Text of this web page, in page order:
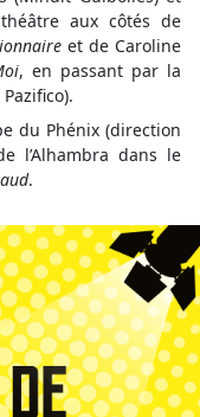
aux côtés de
et de Caroline
, en passant par la
du Phénix (direction
l’Alhambra dans le
.